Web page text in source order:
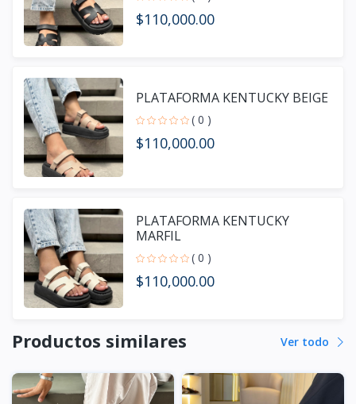
$110,000.00
PLATAFORMA KENTUCKY BEIGE
( 0 )
$110,000.00
PLATAFORMA KENTUCKY
MARFIL
( 0 )
$110,000.00
Productos similares Ver todo